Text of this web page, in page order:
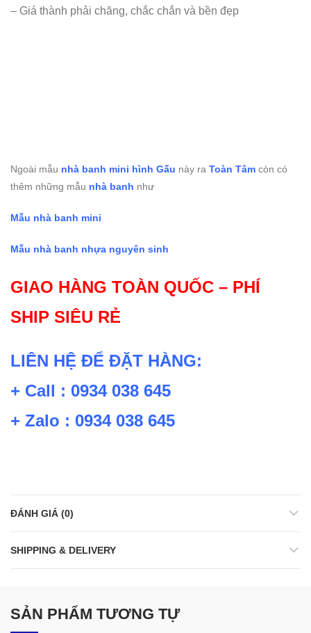
– Giá thành phải chăng, chắc chắn và bền đẹp
Ngoài mẫu nhà banh mini hình Gấu này ra Toàn Tâm còn có
thêm những mẫu nhà banh như
Mẫu nhà banh mini
Mẫu nhà banh nhựa nguyên sinh
GIAO HÀNG TOÀN QUỐC – PHÍ
SHIP SIÊU RẺ
LIÊN HỆ ĐỂ ĐẶT HÀNG:
+ Call : 0934 038 645
+ Zalo : 0934 038 645
ĐÁNH GIÁ (0)
SHIPPING & DELIVERY
SẢN PHẨM TƯƠNG TỰ